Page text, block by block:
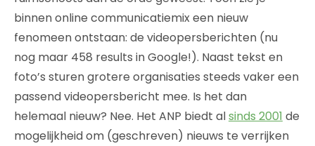
binnen online communicatiemix een nieuw
fenomeen ontstaan: de videopersberichten (nu
nog maar 458 results in Google!). Naast tekst en
foto’s sturen grotere organisaties steeds vaker een
passend videopersbericht mee. Is het dan
helemaal nieuw? Nee. Het ANP biedt alsinds 2001 de
mogelijkheid om (geschreven) nieuws te verrijken